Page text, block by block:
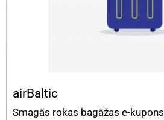
airBaltic
Smagās rokas bagāžas e-kupons